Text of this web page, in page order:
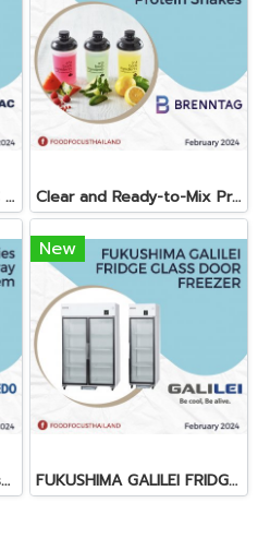
THE SLX 2000 MULTIVAC SLICER Clear and Ready-to-Mix Protein Shakes
X35 Series DXD+ X-ray Inspection System
New
FUKUSHIMA GALILEI FRIDGE GLASS DOOR FREEZER